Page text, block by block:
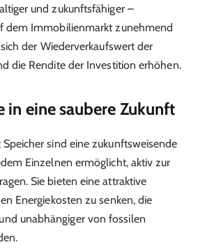
und zukunftsfähiger –
dem Immobilienmarkt zunehmend
der Wiederverkaufswert der
die Rendite der Investition erhöhen.
in eine saubere Zukunft
sind eine zukunftsweisende
Einzelnen ermöglicht, aktiv zur
Sie bieten eine attraktive
Energiekosten zu senken, die
unabhängiger von fossilen